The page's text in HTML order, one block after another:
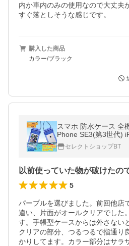
内か車内のみの使用なので大丈夫
すぐ落としそうな感じです。
購入した商品
カラー/ブラック
スマホ 防水ケース 全
Phone SE3(第3世代) iPhone7
6 Plus iPhone SE
帯 ケース 海 プール
セレクトショップBT
以前使っていた物が破けたの
5
パープルを選びました。前回他店
違い、片面がオールクリアでした
す。手帳型ケースからは外さない
クリアの部分、つるつるで指通り
かりしてます。カラー部分はサラ